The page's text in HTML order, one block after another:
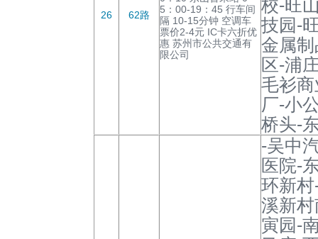
26 62路
5：00-19：45 行车间
隔 10-15分钟 空调车
票价2-4元 IC卡六折优
惠 苏州市公共交通有
限公司
校-旺
技园-
金属
区-浦
毛衫
厂-小
桥头-
-吴中
医院-
环新
溪新
寅园-